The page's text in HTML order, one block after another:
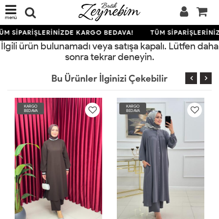
menü
SİPARİŞLERİNİZDE KARGO BEDAVA! TÜM
İlgili ürün bulunamadı veya satışa kapalı. Lütfen daha
sonra tekrar deneyin.
Bu Ürünler İlginizi Çekebilir
KARGO
BEDAVA
KARGO
BEDAVA